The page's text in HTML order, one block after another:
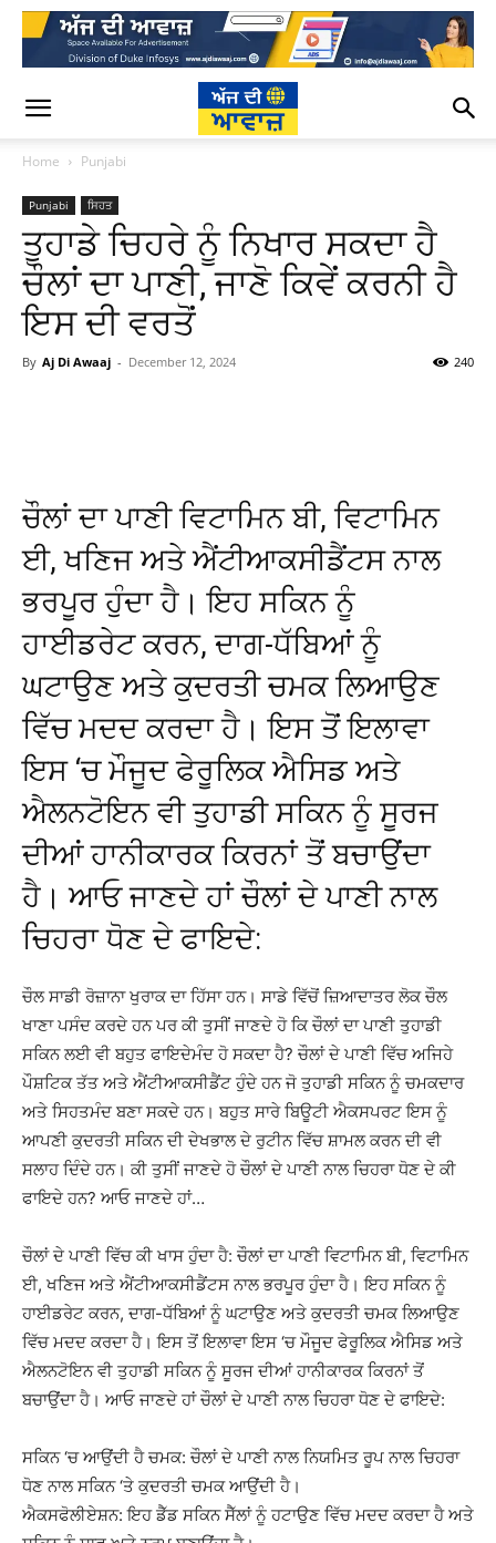
Home Punjabi
Punjabi ਸਿਹਤ
ਤੁਹਾਡੇ ਚਿਹਰੇ ਨੂੰ ਨਿਖਾਰ ਸਕਦਾ ਹੈ
ਚੌਲਾਂ ਦਾ ਪਾਣੀ, ਜਾਣੋ ਕਿਵੇਂ ਕਰਨੀ ਹੈ
ਇਸ ਦੀ ਵਰਤੋਂ
By Aj Di Awaaj - December 12, 2024 240
ਚੌਲਾਂ ਦਾ ਪਾਣੀ ਵਿਟਾਮਿਨ ਬੀ, ਵਿਟਾਮਿਨ
ਈ, ਖਣਿਜ ਅਤੇ ਐਂਟੀਆਕਸੀਡੈਂਟਸ ਨਾਲ
ਭਰਪੂਰ ਹੁੰਦਾ ਹੈ। ਇਹ ਸਕਿਨ ਨੂੰ
ਹਾਈਡਰੇਟ ਕਰਨ, ਦਾਗ-ਧੱਬਿਆਂ ਨੂੰ
ਘਟਾਉਣ ਅਤੇ ਕੁਦਰਤੀ ਚਮਕ ਲਿਆਉਣ
ਵਿੱਚ ਮਦਦ ਕਰਦਾ ਹੈ। ਇਸ ਤੋਂ ਇਲਾਵਾ
ਇਸ ‘ਚ ਮੌਜੂਦ ਫੇਰੂਲਿਕ ਐਸਿਡ ਅਤੇ
ਐਲਨਟੋਇਨ ਵੀ ਤੁਹਾਡੀ ਸਕਿਨ ਨੂੰ ਸੂਰਜ
ਦੀਆਂ ਹਾਨੀਕਾਰਕ ਕਿਰਨਾਂ ਤੋਂ ਬਚਾਉਂਦਾ
ਹੈ। ਆਓ ਜਾਣਦੇ ਹਾਂ ਚੌਲਾਂ ਦੇ ਪਾਣੀ ਨਾਲ
ਚਿਹਰਾ ਧੋਣ ਦੇ ਫਾਇਦੇ:
ਚੌਲ ਸਾਡੀ ਰੋਜ਼ਾਨਾ ਖੁਰਾਕ ਦਾ ਹਿੱਸਾ ਹਨ। ਸਾਡੇ ਵਿੱਚੋਂ ਜ਼ਿਆਦਾਤਰ ਲੋਕ ਚੌਲ
ਖਾਣਾ ਪਸੰਦ ਕਰਦੇ ਹਨ ਪਰ ਕੀ ਤੁਸੀਂ ਜਾਣਦੇ ਹੋ ਕਿ ਚੌਲਾਂ ਦਾ ਪਾਣੀ ਤੁਹਾਡੀ
ਸਕਿਨ ਲਈ ਵੀ ਬਹੁਤ ਫਾਇਦੇਮੰਦ ਹੋ ਸਕਦਾ ਹੈ? ਚੌਲਾਂ ਦੇ ਪਾਣੀ ਵਿੱਚ ਅਜਿਹੇ
ਪੌਸ਼ਟਿਕ ਤੱਤ ਅਤੇ ਐਂਟੀਆਕਸੀਡੈਂਟ ਹੁੰਦੇ ਹਨ ਜੋ ਤੁਹਾਡੀ ਸਕਿਨ ਨੂੰ ਚਮਕਦਾਰ
ਅਤੇ ਸਿਹਤਮੰਦ ਬਣਾ ਸਕਦੇ ਹਨ। ਬਹੁਤ ਸਾਰੇ ਬਿਊਟੀ ਐਕਸਪਰਟ ਇਸ ਨੂੰ
ਆਪਣੀ ਕੁਦਰਤੀ ਸਕਿਨ ਦੀ ਦੇਖਭਾਲ ਦੇ ਰੁਟੀਨ ਵਿੱਚ ਸ਼ਾਮਲ ਕਰਨ ਦੀ ਵੀ
ਸਲਾਹ ਦਿੰਦੇ ਹਨ। ਕੀ ਤੁਸੀਂ ਜਾਣਦੇ ਹੋ ਚੌਲਾਂ ਦੇ ਪਾਣੀ ਨਾਲ ਚਿਹਰਾ ਧੋਣ ਦੇ ਕੀ
ਫਾਇਦੇ ਹਨ? ਆਓ ਜਾਣਦੇ ਹਾਂ…
ਚੌਲਾਂ ਦੇ ਪਾਣੀ ਵਿੱਚ ਕੀ ਖਾਸ ਹੁੰਦਾ ਹੈ: ਚੌਲਾਂ ਦਾ ਪਾਣੀ ਵਿਟਾਮਿਨ ਬੀ, ਵਿਟਾਮਿਨ
ਈ, ਖਣਿਜ ਅਤੇ ਐਂਟੀਆਕਸੀਡੈਂਟਸ ਨਾਲ ਭਰਪੂਰ ਹੁੰਦਾ ਹੈ। ਇਹ ਸਕਿਨ ਨੂੰ
ਹਾਈਡਰੇਟ ਕਰਨ, ਦਾਗ-ਧੱਬਿਆਂ ਨੂੰ ਘਟਾਉਣ ਅਤੇ ਕੁਦਰਤੀ ਚਮਕ ਲਿਆਉਣ
ਵਿੱਚ ਮਦਦ ਕਰਦਾ ਹੈ। ਇਸ ਤੋਂ ਇਲਾਵਾ ਇਸ ‘ਚ ਮੌਜੂਦ ਫੇਰੂਲਿਕ ਐਸਿਡ ਅਤੇ
ਐਲਨਟੋਇਨ ਵੀ ਤੁਹਾਡੀ ਸਕਿਨ ਨੂੰ ਸੂਰਜ ਦੀਆਂ ਹਾਨੀਕਾਰਕ ਕਿਰਨਾਂ ਤੋਂ
ਬਚਾਉਂਦਾ ਹੈ। ਆਓ ਜਾਣਦੇ ਹਾਂ ਚੌਲਾਂ ਦੇ ਪਾਣੀ ਨਾਲ ਚਿਹਰਾ ਧੋਣ ਦੇ ਫਾਇਦੇ:
ਸਕਿਨ ‘ਚ ਆਉਂਦੀ ਹੈ ਚਮਕ: ਚੌਲਾਂ ਦੇ ਪਾਣੀ ਨਾਲ ਨਿਯਮਿਤ ਰੂਪ ਨਾਲ ਚਿਹਰਾ
ਧੋਣ ਨਾਲ ਸਕਿਨ ‘ਤੇ ਕੁਦਰਤੀ ਚਮਕ ਆਉਂਦੀ ਹੈ।
ਐਕਸਫੋਲੀਏਸ਼ਨ: ਇਹ ਡੈੱਡ ਸਕਿਨ ਸੈੱਲਾਂ ਨੂੰ ਹਟਾਉਣ ਵਿੱਚ ਮਦਦ ਕਰਦਾ ਹੈ ਅਤੇ